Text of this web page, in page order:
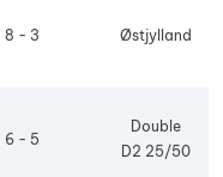
8 - 3 Østjylland
6 - 5
Double
D2 25/50